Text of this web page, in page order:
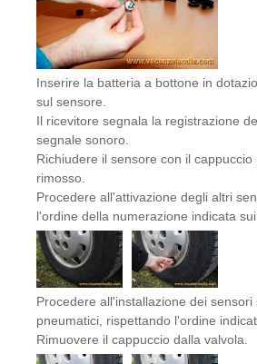
Inserire la batteria a bottone in
sul sensore.
Il ricevitore segnala la registrazione
segnale sonoro.
Richiudere il sensore con il
rimosso.
Procedere all'attivazione degli altri
l'ordine della numerazione indicata sui
Procedere all'installazione dei sensori
pneumatici, rispettando l'ordine
Rimuovere il cappuccio dalla valvola.